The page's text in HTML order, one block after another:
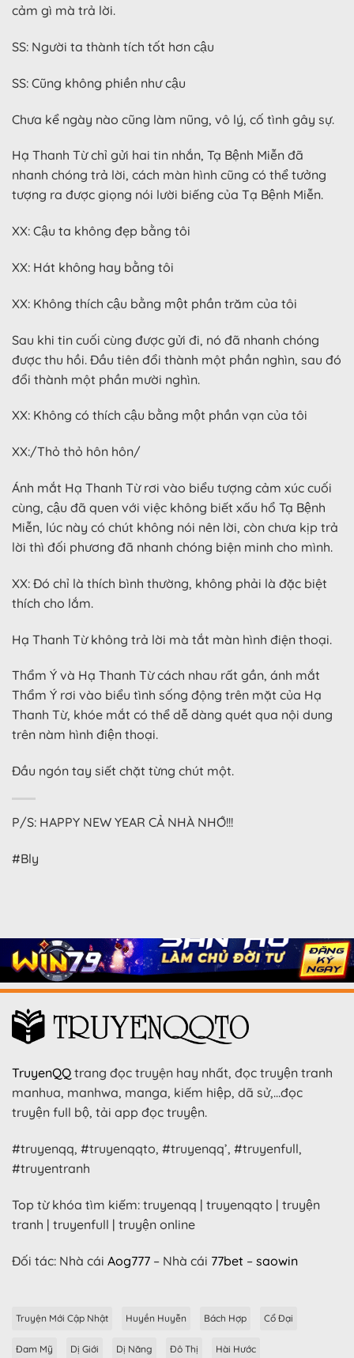
cảm gì mà trả lời.
SS: Người ta thành tích tốt hơn cậu
SS: Cũng không phiền như cậu
Chưa kể ngày nào cũng làm nũng, vô lý, cố tình gây sự.
Hạ Thanh Từ chỉ gửi hai tin nhắn, Tạ Bệnh Miễn đã
nhanh chóng trả lời, cách màn hình cũng có thể tưởng
tượng ra được giọng nói lười biếng của Tạ Bệnh Miễn.
XX: Cậu ta không đẹp bằng tôi
XX: Hát không hay bằng tôi
XX: Không thích cậu bằng một phần trăm của tôi
Sau khi tin cuối cùng được gửi đi, nó đã nhanh chóng
được thu hồi. Đầu tiên đổi thành một phần nghìn, sau đó
đổi thành một phần mười nghìn.
XX: Không có thích cậu bằng một phần vạn của tôi
XX:/Thỏ thỏ hôn hôn/
Ánh mắt Hạ Thanh Từ rơi vào biểu tượng cảm xúc cuối
cùng, cậu đã quen với việc không biết xấu hổ Tạ Bệnh
Miễn, lúc này có chút không nói nên lời, còn chưa kịp trả
lời thì đối phương đã nhanh chóng biện minh cho mình.
XX: Đó chỉ là thích bình thường, không phải là đặc biệt
thích cho lắm.
Hạ Thanh Từ không trả lời mà tắt màn hình điện thoại.
Thẩm Ý và Hạ Thanh Từ cách nhau rất gần, ánh mắt
Thẩm Ý rơi vào biểu tình sống động trên mặt của Hạ
Thanh Từ, khóe mắt có thể dễ dàng quét qua nội dung
trên nàm hình điện thoại.
Đầu ngón tay siết chặt từng chút một.
P/S: HAPPY NEW YEAR CẢ NHÀ NHỚ!!!
#Bly
TruyenQQ trang đọc truyện hay nhất, đọc truyện tranh
manhua, manhwa, manga, kiếm hiệp, dã sử,…đọc
truyện full bộ, tải app đọc truyện.
#truyenqq, #truyenqqto, #truyenqq’, #truyenfull,
#truyentranh
Top từ khóa tìm kiếm: truyenqq | truyenqqto | truyện
tranh | truyenfull | truyện online
Đối tác: Nhà cái Aog777 – Nhà cái 77bet – saowin
Truyện Mới Cập Nhật Huyền Huyễn Bách Hợp Cổ Đại
Đam Mỹ Dị Giới Dị Năng Đô Thị Hài Hước